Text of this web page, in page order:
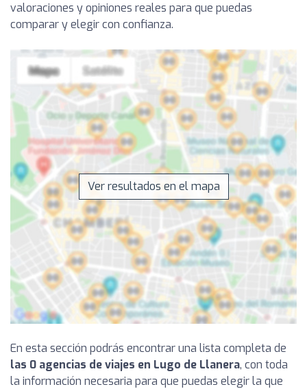
valoraciones y opiniones reales para que puedas
comparar y elegir con confianza.
Ver resultados en el mapa
En esta sección podrás encontrar una lista completa de
las 0 agencias de viajes en Lugo de Llanera, con toda
la información necesaria para que puedas elegir la que